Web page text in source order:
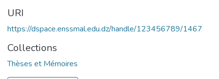
URI
https://dspace.enssmal.edu.dz/handle/123456789/1467
Collections
Thèses et Mémoires